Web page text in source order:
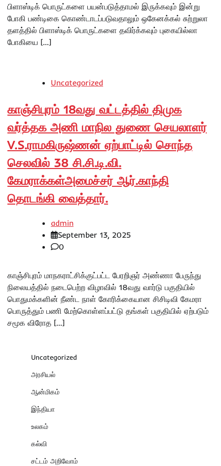
பிளாஸ்டிக் பொருட்களை பயன்படுத்தாமல் இருக்கவும் இன்று
போகி பண்டிகை கொண்டாடப்படுவதாலும் ஒகேனக்கல் சுற்றுலா
தளத்தில் பிளாஸ்டிக் பொருட்களை தவிர்க்கவும் புகையில்லா
போகியை […]
Uncategorized
காஞ்சிபுரம் 18வது வட்டத்தில் திமுக
வர்த்தக அணி மாநில துணை செயலாளர்
V.S.ராமகிருஷ்ணன் ஏற்பாட்டில் சொந்த
செலவில் 38 சி.சி.டி.வி.
கேமராக்கள்அமைச்சர் ஆர்.காந்தி
தொடங்கி வைத்தார்.
admin
September 13, 2025
0
காஞ்சிபுரம் மாநகராட்சிக்குட்பட்ட பேரறிஞர் அண்ணா பேருந்து
நிலையத்தில் நடைபெற்ற விழாவில் 18வது வார்டு பகுதியில்
பொதுமக்களின் நீண்ட நாள் கோரிக்கையான சிசிடிவி கேமரா
பொருத்தும் பணி மேற்கொள்ளப்பட்டு தங்கள் பகுதியில் ஏற்படும்
சமூக விரோத […]
Uncategorized
அரசியல்
ஆன்மிகம்
இந்தியா
உலகம்
கல்வி
சட்டம் அறிவோம்